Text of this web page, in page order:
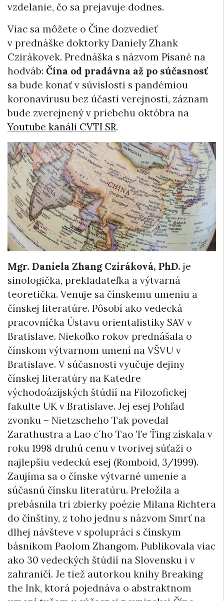
vzdelanie, čo sa prejavuje dodnes.
Viac sa môžete o Číne dozvedieť
v prednáške doktorky Daniely Zhank
Czirákovek. Prednáška s názvom Písané na
hodváb: Čína od pradávna až po súčasnosť
sa bude konať v súvislosti s pandémiou
koronavírusu bez účasti verejnosti, záznam
bude zverejnený v priebehu októbra na
Youtube kanáli CVTI SR.
Mgr. Daniela Zhang Cziráková, PhD. je
sinologička, prekladateľka a výtvarná
teoretička. Venuje sa čínskemu umeniu a
čínskej literatúre. Pôsobí ako vedecká
pracovníčka Ústavu orientalistiky SAV v
Bratislave. Niekoľko rokov prednášala o
čínskom výtvarnom umení na VŠVU v
Bratislave. V súčasnosti vyučuje dejiny
čínskej literatúry na Katedre
východoázijských štúdií na Filozofickej
fakulte UK v Bratislave. Jej esej Pohľad
zvonku – Nietzscheho Tak povedal
Zarathustra a Lao c´ho Tao Te Ťing získala v
roku 1998 druhú cenu v tvorivej súťaži o
najlepšiu vedeckú esej (Romboid, 3/1999).
Zaujíma sa o čínske výtvarné umenie a
súčasnú čínsku literatúru. Preložila a
prebásnila tri zbierky poézie Milana Richtera
do čínštiny, z toho jednu s názvom Smrť na
dlhej návšteve v spolupráci s čínskym
básnikom Paolom Zhangom. Publikovala viac
ako 30 vedeckých štúdií na Slovensku i v
zahraničí. Je tiež autorkou knihy Breaking
the Ink, ktorá pojednáva o abstraktnom